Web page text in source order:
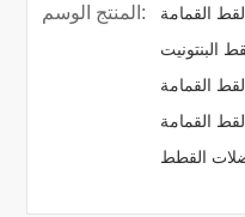
المنتج الوسم:
القمامة
البنتونيت
القمامة
القمامة
القطط